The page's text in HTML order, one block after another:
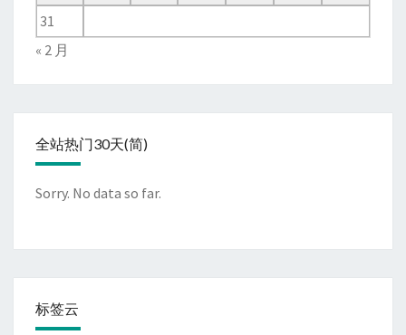
31
« 2 月
全站热门30天(简)
Sorry. No data so far.
标签云